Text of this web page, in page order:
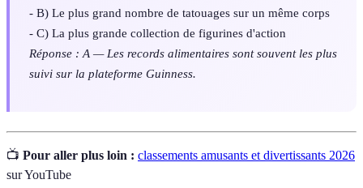
- B) Le plus grand nombre de tatouages sur un même corps
- C) La plus grande collection de figurines d'action
Réponse : A — Les records alimentaires sont souvent les plus
suivi sur la plateforme Guinness.
📺 Pour aller plus loin : classements amusants et divertissants 2026
sur YouTube